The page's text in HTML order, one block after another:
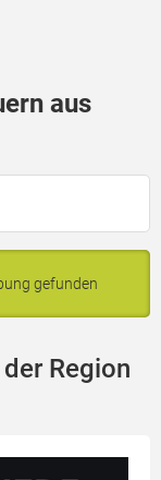
aus
gefunden
Region